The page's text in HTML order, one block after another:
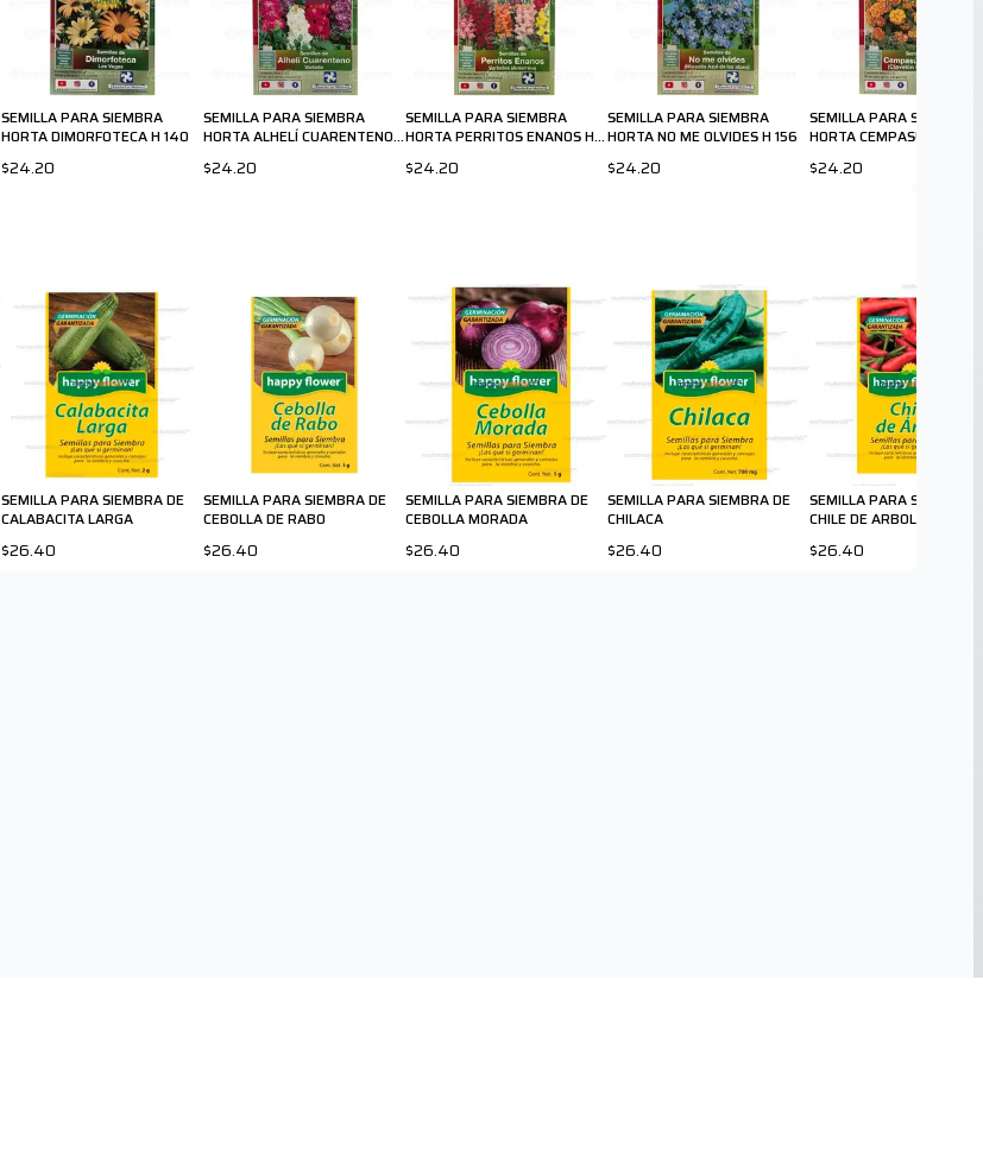
SEMILLA PARA SIEMBRA
HORTA DIMORFOTECA H 140
$24.20
SEMILLA PARA SIEMBRA
HORTA ALHELÍ CUARENTENO
$24.20
SEMILLA PARA SIEMBRA
HORTA PERRITOS ENANOS H
$24.20
SEMILLA PARA SIEMBRA
HORTA NO ME OLVIDES H 156
$24.20
SEMILLA PARA SIEMBRA
HORTA CEMPASÙCHIL
$24.20
SEMILLA PARA SIEMBRA DE
CALABACITA LARGA
$26.40
SEMILLA PARA SIEMBRA DE
CEBOLLA DE RABO
$26.40
SEMILLA PARA SIEMBRA DE
CEBOLLA MORADA
$26.40
SEMILLA PARA SIEMBRA DE
CHILACA
$26.40
SEMILLA PARA SIEMBRA
CHILE DE ARBOL
$26.40